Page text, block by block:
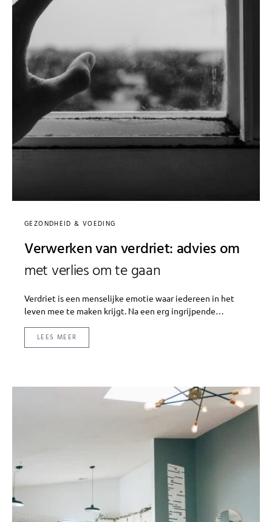
GEZONDHEID & VOEDING
Verwerken van verdriet: advies om
met verlies om te gaan
Verdriet is een menselijke emotie waar iedereen in het
leven mee te maken krijgt. Na een erg ingrijpende…
LEES MEER